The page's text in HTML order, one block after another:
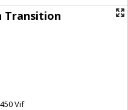
Transition
Vif